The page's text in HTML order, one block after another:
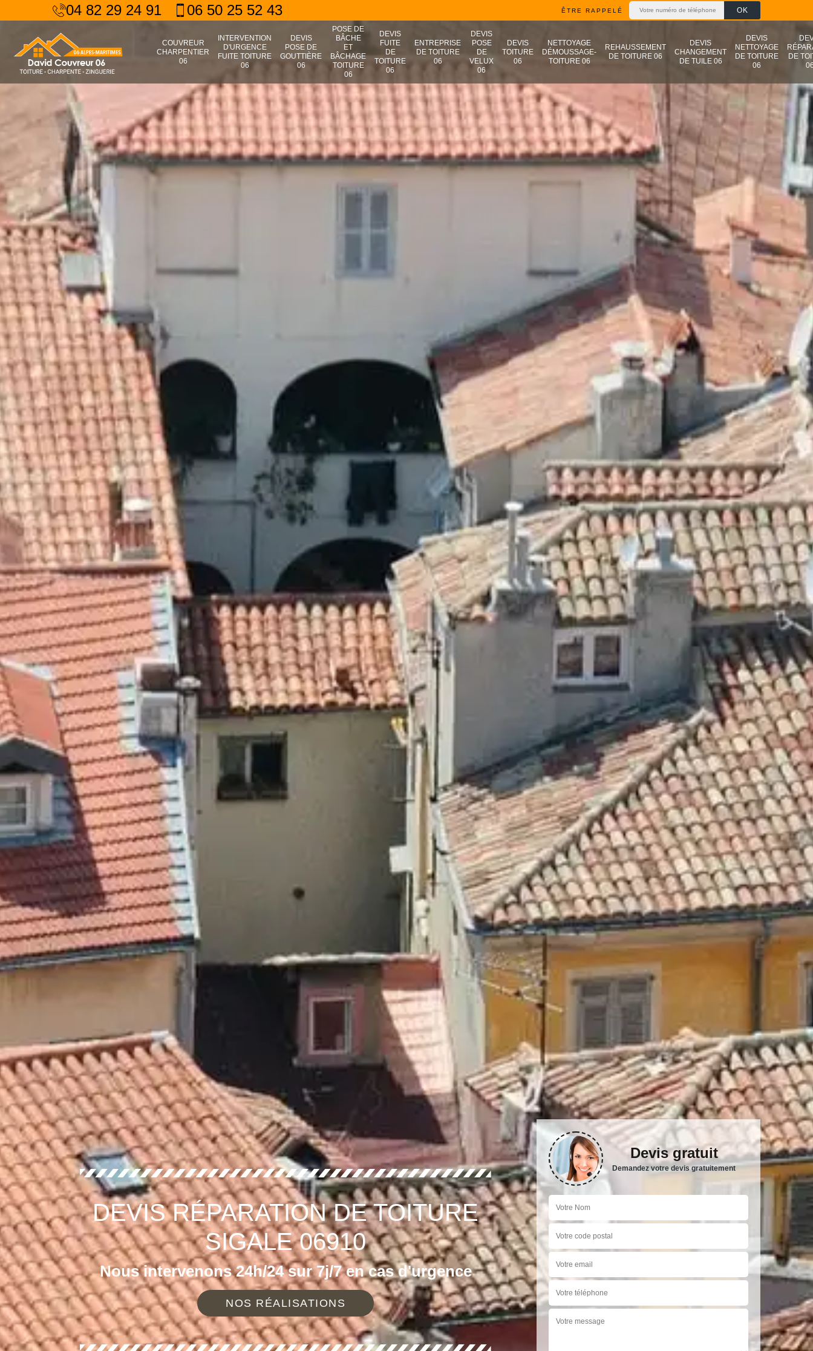
04 82 29 24 91 06 50 25 52 43 ÊTRE RAPPELÉ
COUVREUR
CHARPENTIER
06
INTERVENTION
D'URGENCE
FUITE TOITURE
06
DEVIS
POSE DE
GOUTTIÈRE
06
POSE DE
BÂCHE
ET
BÂCHAGE
TOITURE
06
DEVIS
FUITE
DE
TOITURE
06
ENTREPRISE
DE TOITURE
06
DEVIS
POSE
DE
VELUX
06
DEVIS
TOITURE
06
NETTOYAGE
DÉMOUSSAGE-
TOITURE 06
REHAUSSEMENT
DE TOITURE 06
DEVIS
CHANGEMENT
DE TUILE 06
DEVIS
NETTOYAGE
DE TOITURE
06
DE
DEVIS RÉPARATION DE TOITURE
SIGALE 06910
Nous intervenons 24h/24 sur 7j/7 en cas d'urgence
NOS RÉALISATIONS
Devis gratuit
Demandez votre devis gratuitement